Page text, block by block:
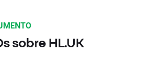
sobre HL.UK